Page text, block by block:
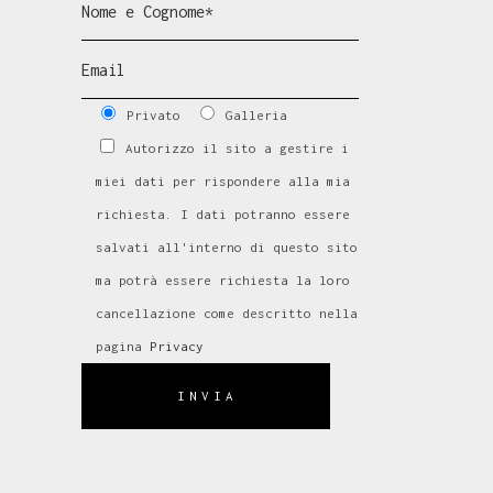
Privato Galleria
Autorizzo il sito a gestire i
miei dati per rispondere alla mia
richiesta. I dati potranno essere
salvati all'interno di questo sito
ma potrà essere richiesta la loro
cancellazione come descritto nella
pagina Privacy
INVIA